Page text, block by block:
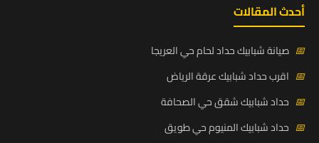
أحدث المقالات
📅 صيانة شبابيك حداد لحام حي العريجا
📅 اقرب حداد شبابيك عرقة الرياض
📅 حداد شبابيك شقق حي الصحافة
📅 حداد شبابيك المنيوم حي طويق